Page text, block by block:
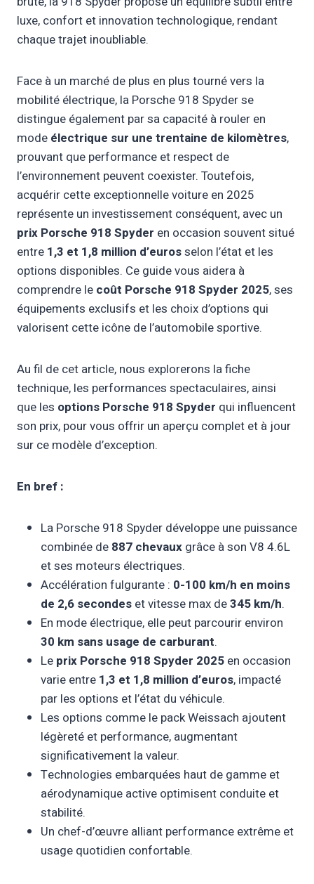
luxe, confort et innovation technologique, rendant
chaque trajet inoubliable.
Face à un marché de plus en plus tourné vers la
mobilité électrique, la Porsche 918 Spyder se
distingue également par sa capacité à rouler en
mode électrique sur une trentaine de kilomètres,
prouvant que performance et respect de
l’environnement peuvent coexister. Toutefois,
acquérir cette exceptionnelle voiture en 2025
représente un investissement conséquent, avec un
prix Porsche 918 Spyder en occasion souvent situé
entre 1,3 et 1,8 million d’eurosselon l’état et les
options disponibles. Ce guide vous aidera à
comprendre le coût Porsche 918 Spyder 2025, ses
équipements exclusifs et les choix d’options qui
valorisent cette icône de l’automobile sportive.
Au fil de cet article, nous explorerons la fiche
technique, les performances spectaculaires, ainsi
que les options Porsche 918 Spyder qui influencent
son prix, pour vous offrir un aperçu complet et à jour
sur ce modèle d’exception.
En bref :
La Porsche 918 Spyder développe une puissance
combinée de 887 chevaux grâce à son V8 4.6L
et ses moteurs électriques.
Accélération fulgurante : 0-100 km/h en moins
de 2,6 secondes et vitesse max de345 km/h.
En mode électrique, elle peut parcourir environ
30 km sans usage de carburant.
Le prix Porsche 918 Spyder 2025 en occasion
varie entre 1,3 et 1,8 million d’euros, impacté
par les options et l’état du véhicule.
Les options comme le pack Weissach ajoutent
légèreté et performance, augmentant
significativement la valeur.
Technologies embarquées haut de gamme et
aérodynamique active optimisent conduite et
stabilité.
Un chef-d’œuvre alliant performance extrême et
usage quotidien confortable.